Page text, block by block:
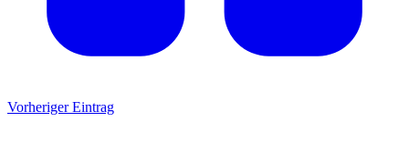
Vorheriger Eintrag